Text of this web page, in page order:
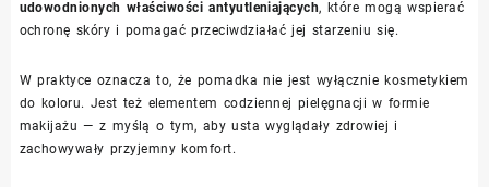
udowodnionych właściwości antyutleniających, które mogą wspierać
ochronę skóry i pomagać przeciwdziałać jej starzeniu się.
W praktyce oznacza to, że pomadka nie jest wyłącznie kosmetykiem
do koloru. Jest też elementem codziennej pielęgnacji w formie
makijażu — z myślą o tym, aby usta wyglądały zdrowiej i
zachowywały przyjemny komfort.